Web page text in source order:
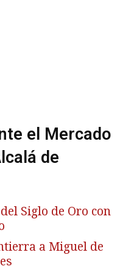
el Mercado
de
Siglo de Oro con
a Miguel de